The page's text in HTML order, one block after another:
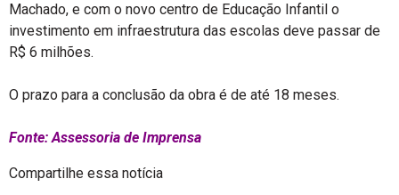
Machado, e com o novo centro de Educação Infantil o
investimento em infraestrutura das escolas deve passar de
R$ 6 milhões.
O prazo para a conclusão da obra é de até 18 meses.
Fonte: Assessoria de Imprensa
Compartilhe essa notícia